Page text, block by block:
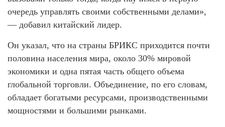
очередь управлять своими собственными делами»,
— добавил китайский лидер.
Он указал, что на страны БРИКС приходится почти
половина населения мира, около 30% мировой
экономики и одна пятая часть общего объема
глобальной торговли. Объединение, по его словам,
обладает богатыми ресурсами, производственными
мощностями и большими рынками.